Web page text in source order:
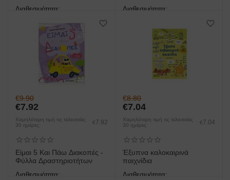
Διαθεσιμότητα:
Διαθεσιμότητα:
€9.90
€7.92
Χαμηλότερη τιμή τις τελευταίες
30 ημέρες:
€ 7.92
Είμαι 5 Και Πάω Διακοπές -
Φύλλα Δραστηριοτήτων
Διαθεσιμότητα:
€8.80
€7.04
Χαμηλότερη τιμή τις τελευταίες
30 ημέρες:
€ 7.04
Έξυπνα καλοκαιρινά
παιχνίδια
Διαθεσιμότητα: